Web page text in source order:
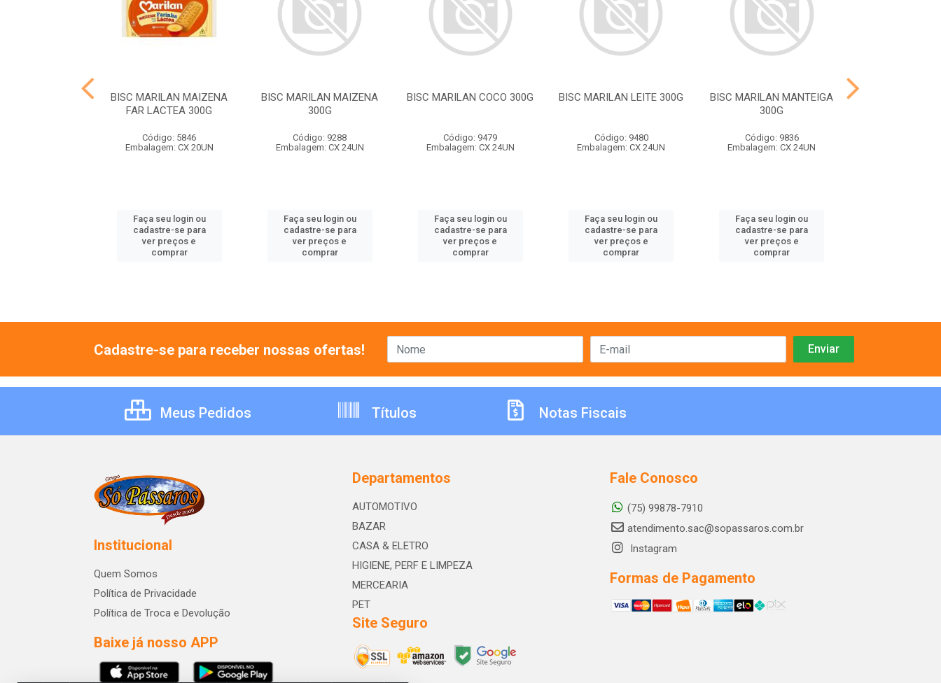
BISC MARILAN MAIZENA
FAR LACTEA 300G
Código: 5846
Embalagem: CX 20UN
Faça seu login ou
cadastre-se para
ver preços e
comprar
BISC MARILAN MAIZENA
300G
Código: 9288
Embalagem: CX 24UN
Faça seu login ou
cadastre-se para
ver preços e
comprar
BISC MARILAN COCO 300G
Código: 9479
Embalagem: CX 24UN
Faça seu login ou
cadastre-se para
ver preços e
comprar
BISC MARILAN LEITE 300G
Código: 9480
Embalagem: CX 24UN
Faça seu login ou
cadastre-se para
ver preços e
comprar
BISC MARILAN MANTEIGA
300G
Código: 9836
Embalagem: CX 24UN
Faça seu login ou
cadastre-se para
ver preços e
comprar
Cadastre-se para receber nossas ofertas!
Meus Pedidos Títulos Notas Fiscais
Institucional
Quem Somos
Política de Privacidade
Política de Troca e Devolução
Baixe já nosso APP
Departamentos
AUTOMOTIVO
BAZAR
CASA & ELETRO
HIGIENE, PERF E LIMPEZA
MERCEARIA
PET
Site Seguro
Fale Conosco
(75) 99878-7910
atendimento.sac@sopassaros.com.br
Instagram
Formas de Pagamento